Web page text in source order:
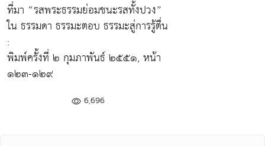
ที่มา “รสพระธรรมย่อมชนะรสทั้งปวง”
ใน ธรรมดา ธรรมะตอบ ธรรมะสู่การรู้ตื่น
:
พิมพ์ครั้งที่ ๒ กุมภาพันธ์ ๒๕๕๑, หน้า
๑๒๓-๑๒๙
6,696